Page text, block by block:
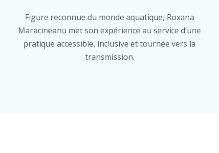
Figure reconnue du monde aquatique, Roxana
Maracineanu met son expérience au service d’une
pratique accessible, inclusive et tournée vers la
transmission.